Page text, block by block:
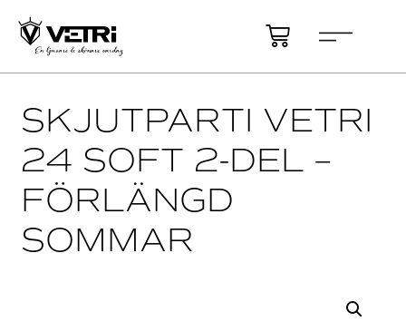
SKJUTPARTI VETRI
24 SOFT 2-DEL –
FÖRLÄNGD
SOMMAR